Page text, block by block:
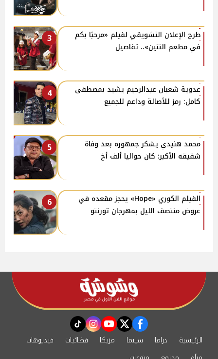
3
طرح الإعلان التشويقي لفيلم «مرحبًا بكم
في مطعم التنين».. تفاصيل
4
عدوية شعبان عبدالرحيم يشيد بمصطفى
كامل: رمز للأصالة وداعم للجميع
5
محمد هنيدي يشكر جمهوره بعد وفاة
شقيقه الأكبر: كان حواليا ألف أخ
6
الفيلم الكوري «Hope» يحجز مقعده في
عروض منتصف الليل بمهرجان تورنتو
facebook
twitter
youtube
instagram
tiktok
الرئيسية دراما سينما مزيكا فضائيات
فيديوهات